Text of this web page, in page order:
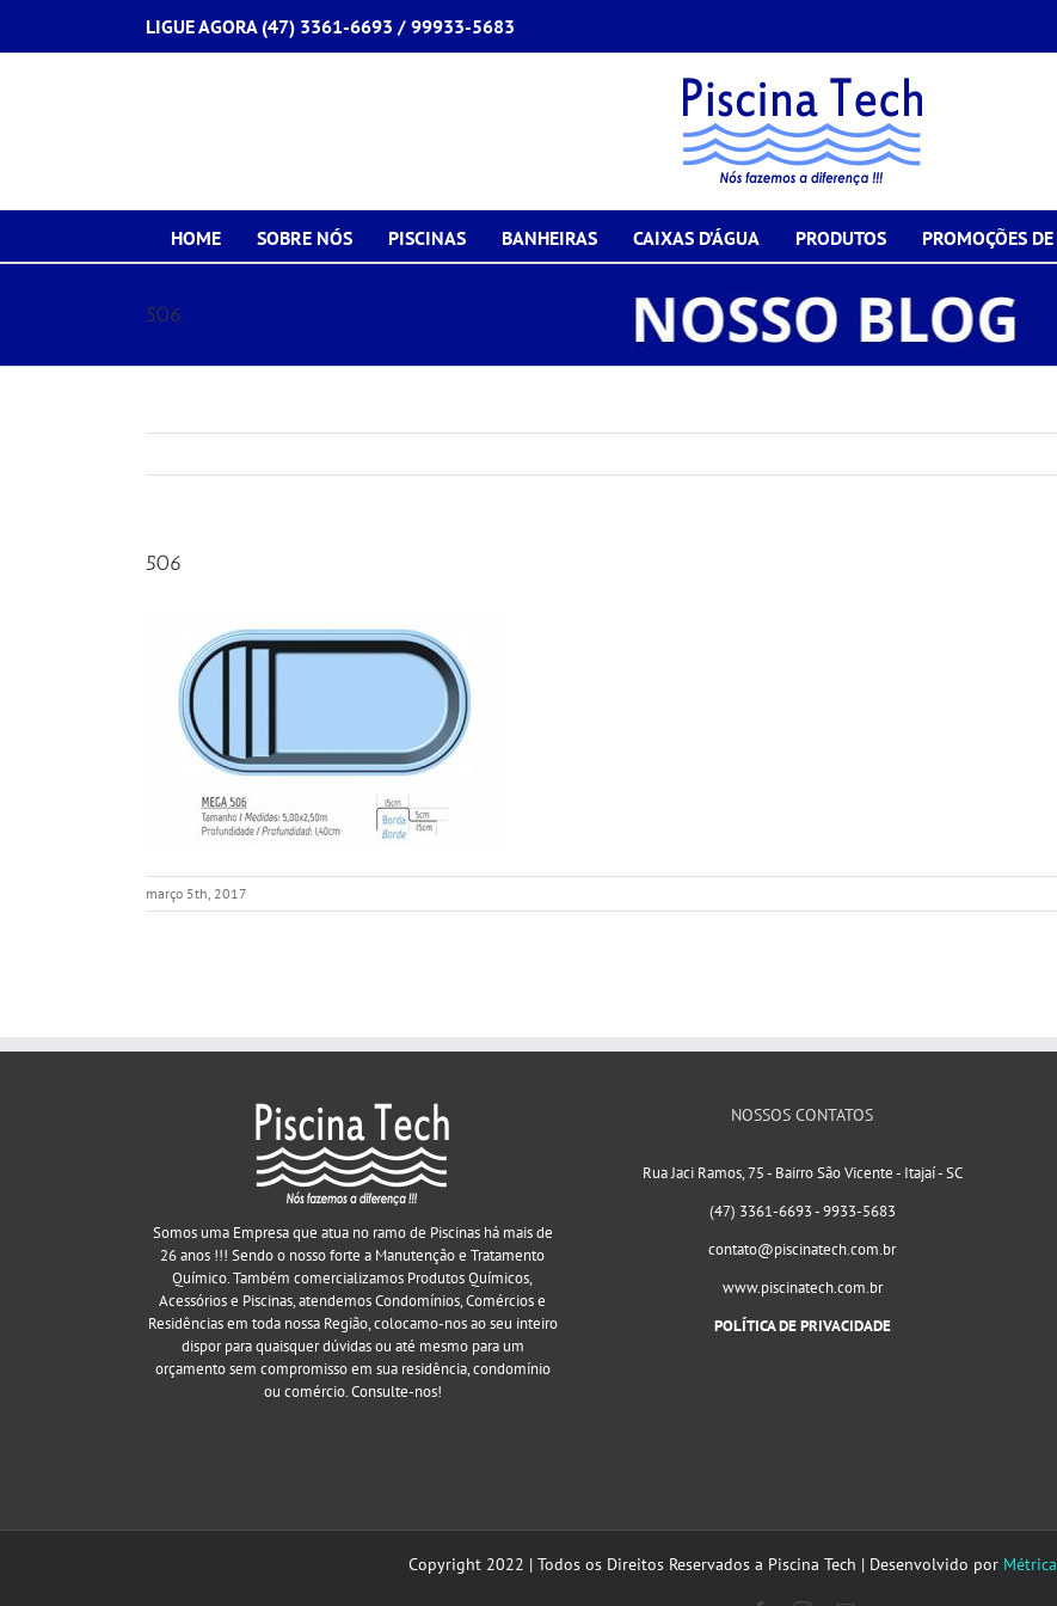
o
LIGUE AGORA (47) 3361-6693 / 99933-5683
HOME SOBRE NÓS PISCINAS BANHEIRAS CAIXAS D’ÁGUA PRODUTOS PROMOÇÕES
506
506
março 5th, 2017
Somos uma Empresa que atua no ramo de Piscinas há mais de
26 anos !!! Sendo o nosso forte a Manutenção e Tratamento
Químico. Também comercializamos Produtos Químicos,
Acessórios e Piscinas, atendemos Condomínios, Comércios e
Residências em toda nossa Região, colocamo-nos ao seu inteiro
dispor para quaisquer dúvidas ou até mesmo para um
orçamento sem compromisso em sua residência, condomínio
ou comércio. Consulte-nos!
NOSSOS CONTATOS
Rua Jaci Ramos, 75 - Bairro São Vicente - Itajaí - SC
(47) 3361-6693 - 9933-5683
contato@piscinatech.com.br
www.piscinatech.com.br
POLÍTICA DE PRIVACIDADE
Copyright 2022 | Todos os Direitos Reservados a Piscina Tech | Desenvolvido por